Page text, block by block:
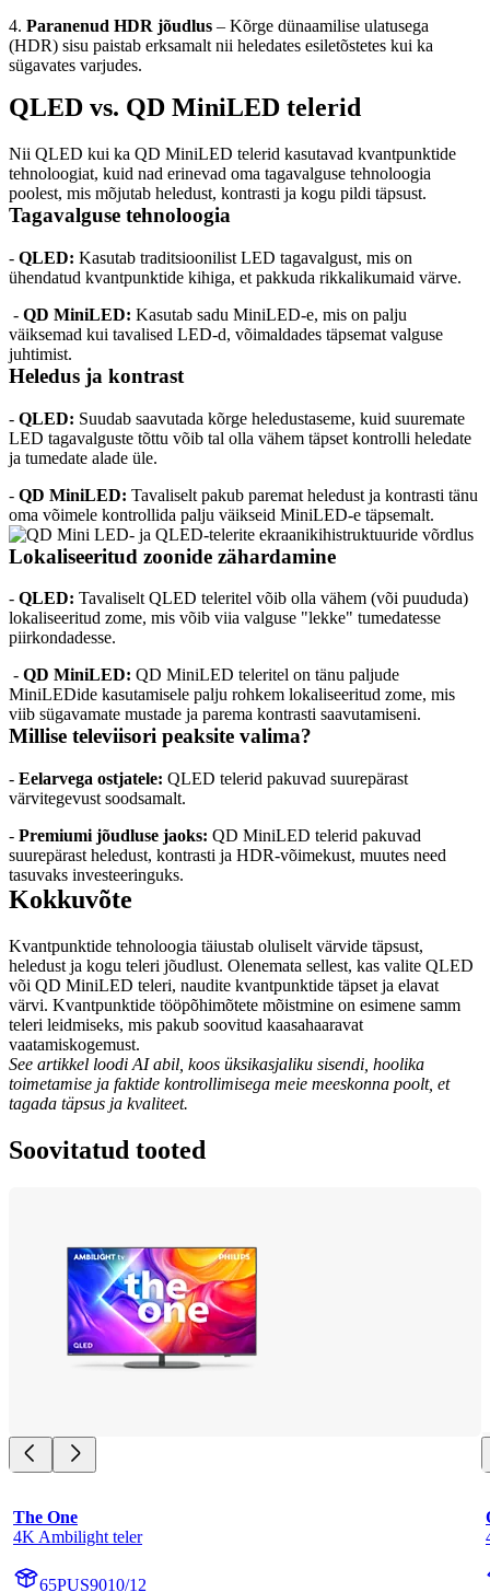
4. Paranenud HDR jõudlus – Kõrge dünaamilise ulatusega
(HDR) sisu paistab erksamalt nii heledates esiletõstetes kui ka
sügavates varjudes.
QLED vs. QD MiniLED telerid
Nii QLED kui ka QD MiniLED telerid kasutavad kvantpunktide
tehnoloogiat, kuid nad erinevad oma tagavalguse tehnoloogia
poolest, mis mõjutab heledust, kontrasti ja kogu pildi täpsust.
Tagavalguse tehnoloogia
- QLED: Kasutab traditsioonilist LED tagavalgust, mis on
ühendatud kvantpunktide kihiga, et pakkuda rikkalikumaid värve.
- QD MiniLED: Kasutab sadu MiniLED-e, mis on palju
väiksemad kui tavalised LED-d, võimaldades täpsemat valguse
juhtimist.
Heledus ja kontrast
- QLED: Suudab saavutada kõrge heledustaseme, kuid suuremate
LED tagavalguste tõttu võib tal olla vähem täpset kontrolli heledate
ja tumedate alade üle.
- QD MiniLED: Tavaliselt pakub paremat heledust ja kontrasti tänu
oma võimele kontrollida palju väikseid MiniLED-e täpsemalt.
Lokaliseeritud zoonide zähardamine
- QLED: Tavaliselt QLED teleritel võib olla vähem (või puududa)
lokaliseeritud zome, mis võib viia valguse "lekke" tumedatesse
piirkondadesse.
- QD MiniLED: QD MiniLED teleritel on tänu paljude
MiniLEDide kasutamisele palju rohkem lokaliseeritud zome, mis
viib sügavamate mustade ja parema kontrasti saavutamiseni.
Millise televiisori peaksite valima?
- Eelarvega ostjatele: QLED telerid pakuvad suurepärast
värvitegevust soodsamalt.
- Premiumi jõudluse jaoks: QD MiniLED telerid pakuvad
suurepärast heledust, kontrasti ja HDR-võimekust, muutes need
tasuvaks investeeringuks.
Kokkuvõte
Kvantpunktide tehnoloogia täiustab oluliselt värvide täpsust,
heledust ja kogu teleri jõudlust. Olenemata sellest, kas valite QLED
või QD MiniLED teleri, naudite kvantpunktide täpset ja elavat
värvi. Kvantpunktide tööpõhimõtete mõistmine on esimene samm
teleri leidmiseks, mis pakub soovitud kaasahaaravat
vaatamiskogemust.
See artikkel loodi AI abil, koos üksikasjaliku sisendi, hoolika
toimetamise ja faktide kontrollimisega meie meeskonna poolt, et
tagada täpsus ja kvaliteet.
Soovitatud tooted
The One
4K Ambilight teler
65PUS9010/12